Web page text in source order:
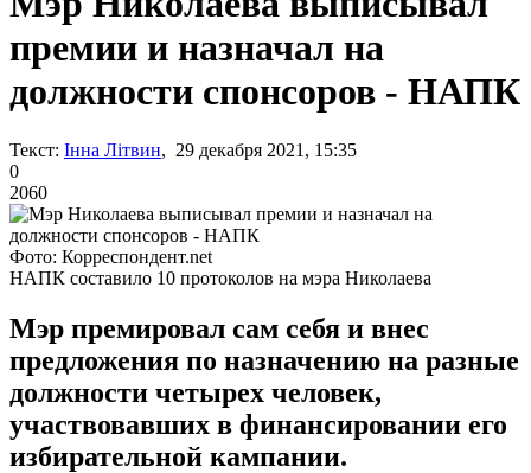
премии и назначал на
должности спонсоров - НАПК
Текст: Інна Літвин, 29 декабря 2021, 15:35
0
2060
Фото: Корреспондент.net
НАПК составило 10 протоколов на мэра Николаева
Мэр премировал сам себя и внес
предложения по назначению на разные
должности четырех человек,
участвовавших в финансировании его
избирательной кампании.